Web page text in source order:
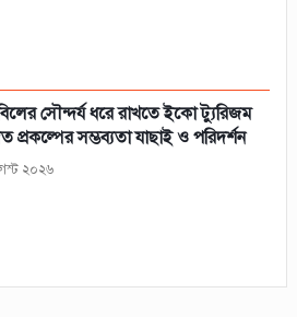
সৌন্দর্য ধরে রাখতে ইকো ট্যুরিজম
প্রকল্পের সম্ভব্যতা যাছাই ও পরিদর্শন
২০২৬